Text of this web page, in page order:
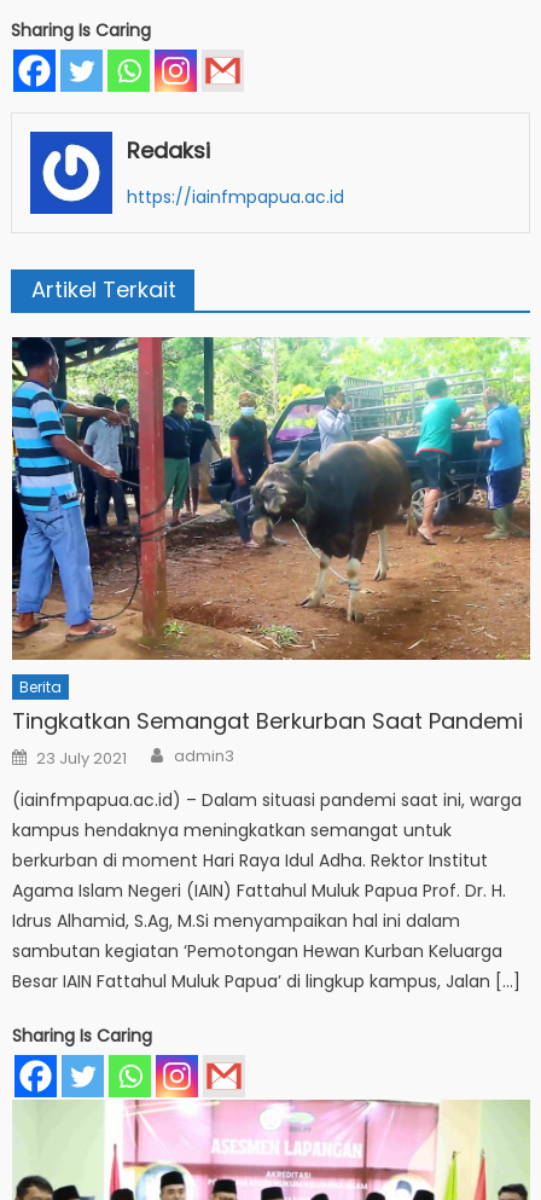
Sharing Is Caring
Redaksi
https://iainfmpapua.ac.id
Artikel Terkait
Berita
Tingkatkan Semangat Berkurban Saat Pandemi
Posted
on
23 July 2021 Author
admin3
(iainfmpapua.ac.id) – Dalam situasi pandemi saat ini, warga
kampus hendaknya meningkatkan semangat untuk
berkurban di moment Hari Raya Idul Adha. Rektor Institut
Agama Islam Negeri (IAIN) Fattahul Muluk Papua Prof. Dr. H.
Idrus Alhamid, S.Ag, M.Si menyampaikan hal ini dalam
sambutan kegiatan ‘Pemotongan Hewan Kurban Keluarga
Besar IAIN Fattahul Muluk Papua’ di lingkup kampus, Jalan […]
Sharing Is Caring